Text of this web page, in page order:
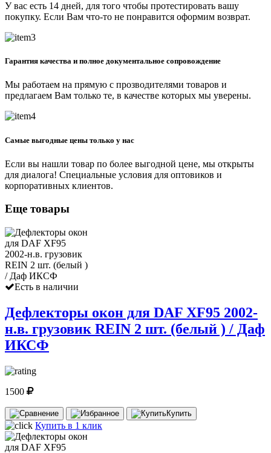
У вас есть 14 дней, для того чтобы протестировать вашу
покупку. Если Вам что-то не понравится оформим возврат.
Гарантия качества и полное документальное сопровождение
Мы работаем на прямую с прозводителями товаров и
предлагаем Вам только те, в качестве которых мы уверены.
Самые выгодные цены только у нас
Если вы нашли товар по более выгодной цене, мы открыты
для диалога! Специальные условия для оптовиков и
корпоративных клиентов.
Еще товары
Есть в наличии
Дефлекторы окон для DAF XF95 2002-
н.в. грузовик REIN 2 шт. (белый ) / Даф
ИКСФ
1500
Купить
Купить в 1 клик